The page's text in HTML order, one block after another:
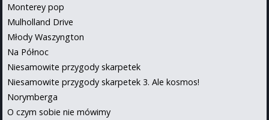
Monterey pop
Mulholland Drive
Młody Waszyngton
Na Północ
Niesamowite przygody skarpetek
Niesamowite przygody skarpetek 3. Ale kosmos!
Norymberga
O czym sobie nie mówimy